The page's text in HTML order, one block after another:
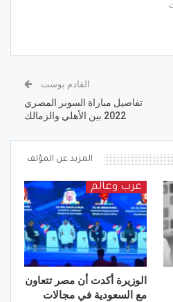
القادم بوست
تفاصيل مباراة السوبر المصري
2022 بين الأهلي والزمالك
المزيد عن المؤلف
عرب وعالم
الوزيرة أكدت أن مصر تتعاون
مع السعودية في مجالات